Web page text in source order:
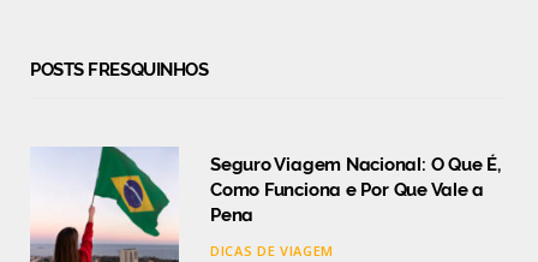
POSTS FRESQUINHOS
Seguro Viagem Nacional: O Que É,
Como Funciona e Por Que Vale a
Pena
DICAS DE VIAGEM